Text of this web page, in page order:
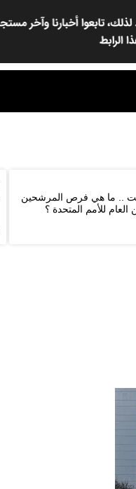
.. ما هي فرص المرشحين
للأمم المتحدة ؟